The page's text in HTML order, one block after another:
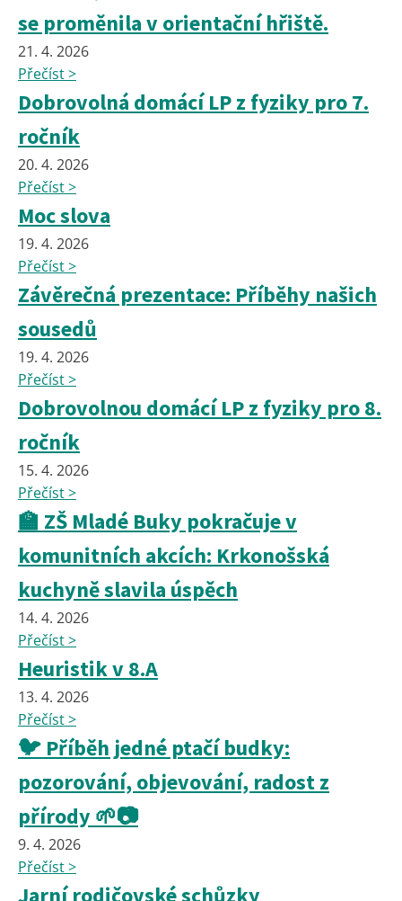
se proměnila v orientační hřiště.
21. 4. 2026
Přečíst >
Dobrovolná domácí LP z fyziky pro 7.
ročník
20. 4. 2026
Přečíst >
Moc slova
19. 4. 2026
Přečíst >
Závěrečná prezentace: Příběhy našich
sousedů
19. 4. 2026
Přečíst >
Dobrovolnou domácí LP z fyziky pro 8.
ročník
15. 4. 2026
Přečíst >
🏫 ZŠ Mladé Buky pokračuje v
komunitních akcích: Krkonošská
kuchyně slavila úspěch
14. 4. 2026
Přečíst >
Heuristik v 8.A
13. 4. 2026
Přečíst >
🐦 Příběh jedné ptačí budky:
pozorování, objevování, radost z
přírody 🌱📷
9. 4. 2026
Přečíst >
Jarní rodičovské schůzky